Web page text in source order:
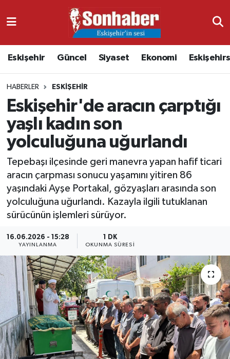
Eskişehir Güncel Siyaset Ekonomi
HABERLER ESKIŞEHIR
Eskişehir'de aracın çarptığı
yaşlı kadın son
yolculuğuna uğurlandı
Tepebaşı ilçesinde geri manevra yapan hafif ticari
aracın çarpması sonucu yaşamını yitiren 86
yaşındaki Ayşe Portakal, gözyaşları arasında son
yolculuğuna uğurlandı. Kazayla ilgili tutuklanan
sürücünün işlemleri sürüyor.
16.06.2026 - 15:28
YAYINLANMA
1 DK
OKUNMA SÜRESI
Ekonomi
Güncel
Kültür & Sanat
Magazin
Resmi İlanlar
Siyaset
Spor
Nöbetçi Eczaneler
Namaz Vakitleri
Trafik Durumu
Süper Lig Puan Durumu ve Fikstür
Tüm Manşetler
Son Dakika Haberleri
Haber Arşivi